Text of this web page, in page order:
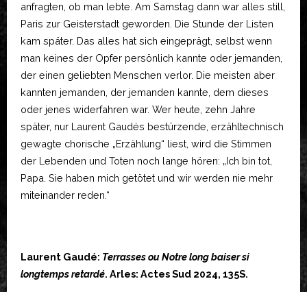
anfragten, ob man lebte. Am Samstag dann war alles still,
Paris zur Geisterstadt geworden. Die Stunde der Listen
kam später. Das alles hat sich eingeprägt, selbst wenn
man keines der Opfer persönlich kannte oder jemanden,
der einen geliebten Menschen verlor. Die meisten aber
kannten jemanden, der jemanden kannte, dem dieses
oder jenes widerfahren war. Wer heute, zehn Jahre
später, nur Laurent Gaudés bestürzende, erzähltechnisch
gewagte chorische „Erzählung“ liest, wird die Stimmen
der Lebenden und Toten noch lange hören: „Ich bin tot,
Papa. Sie haben mich getötet und wir werden nie mehr
miteinander reden.“
Laurent Gaudé: Terrasses ou Notre long baiser si
longtemps retardé. Arles: Actes Sud 2024, 135S.